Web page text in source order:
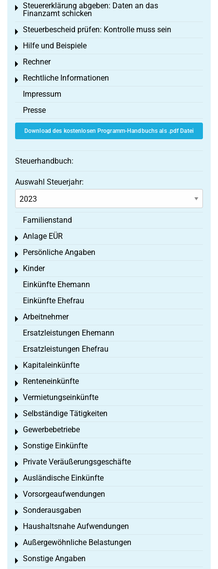
Steuererklärung abgeben: Daten an das
Finanzamt schicken
Toggle menu
Steuerbescheid prüfen: Kontrolle muss sein
Toggle menu
Hilfe und Beispiele
Toggle menu
Rechner
Toggle menu
Rechtliche Informationen
Toggle menu
Impressum
Presse
Download des kostenlosen Programm-Handbuchs als .pdf Datei
Steuerhandbuch:
Auswahl Steuerjahr:
Familienstand
Anlage EÜR
Toggle menu
Persönliche Angaben
Toggle menu
Kinder
Toggle menu
Einkünfte Ehemann
Einkünfte Ehefrau
Arbeitnehmer
Toggle menu
Ersatzleistungen Ehemann
Ersatzleistungen Ehefrau
Kapitaleinkünfte
Toggle menu
Renteneinkünfte
Toggle menu
Vermietungseinkünfte
Toggle menu
Selbständige Tätigkeiten
Toggle menu
Gewerbebetriebe
Toggle menu
Sonstige Einkünfte
Toggle menu
Private Veräußerungsgeschäfte
Toggle menu
Ausländische Einkünfte
Toggle menu
Vorsorgeaufwendungen
Toggle menu
Sonderausgaben
Toggle menu
Haushaltsnahe Aufwendungen
Toggle menu
Außergewöhnliche Belastungen
Toggle menu
Sonstige Angaben
Toggle menu